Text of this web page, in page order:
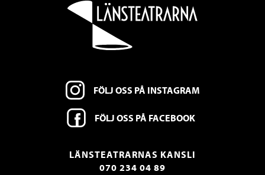
FÖLJ OSS PÅ INSTAGRAM
FÖLJ OSS PÅ FACEBOOK
LÄNSTEATRARNAS KANSLI
070 234 04 89